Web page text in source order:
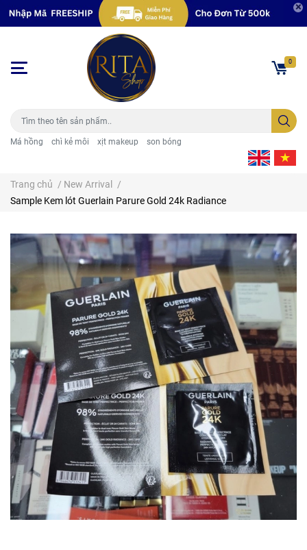
Má hồng chì kẻ môi xịt makeup son bóng
0
Trang chủ / New Arrival
/
Sample Kem lót Guerlain Parure Gold 24k Radiance